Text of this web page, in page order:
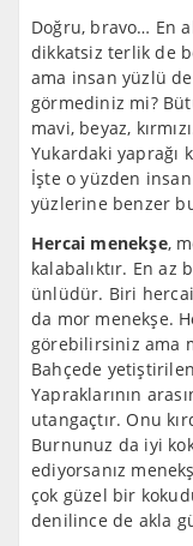
Doğru, bravo… En
dikkatsiz terlik de
ama insan yüzlü
görmediniz mi?
mavi, beyaz,
Yukardaki yaprağı
İşte o yüzden
yüzlerine benzer
Hercai menekşe,
kalabalıktır. En az
ünlüdür. Biri
da mor menekşe.
görebilirsiniz ama
Bahçede
Yapraklarının
utangaçtır. Onu
Burnunuz da iyi
ediyorsanız
çok güzel bir
denilince de akla